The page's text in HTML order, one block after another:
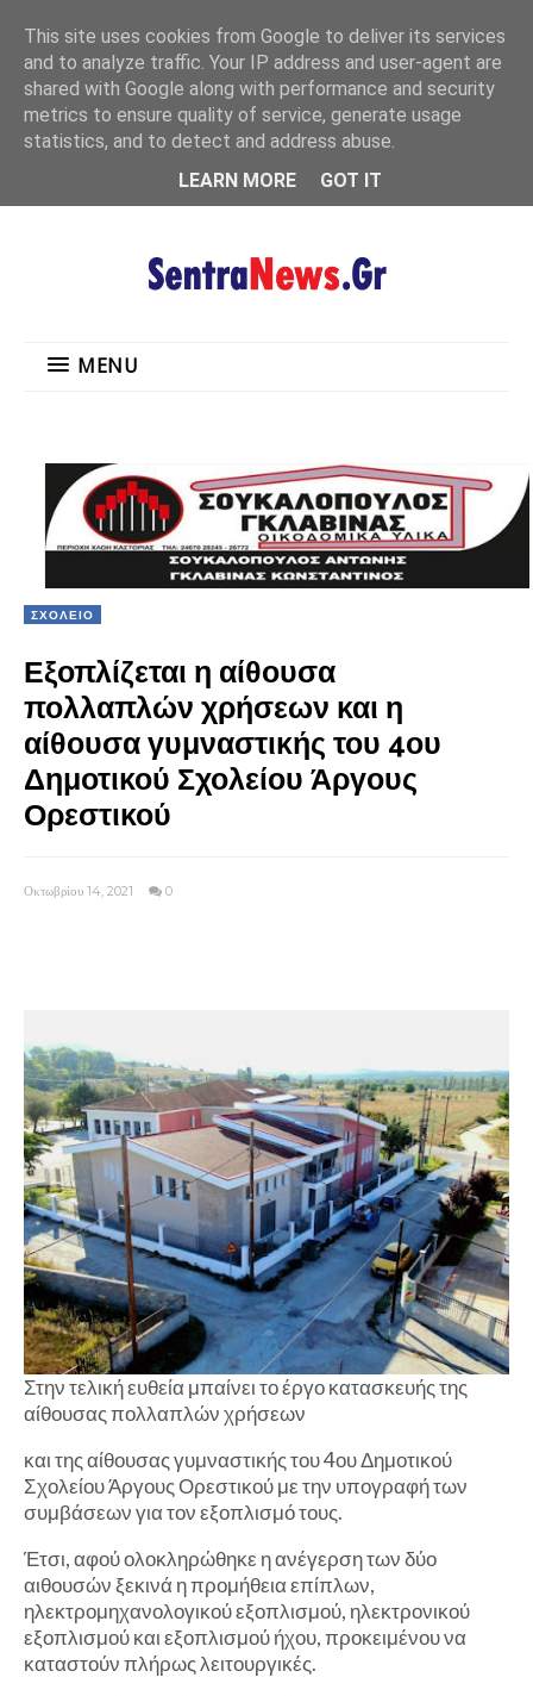
MENU
MENU
ΣΧΟΛΕΙΟ
Εξοπλίζεται η αίθουσα
πολλαπλών χρήσεων και η
αίθουσα γυμναστικής του 4ου
Δημοτικού Σχολείου Άργους
Ορεστικού
Οκτωβρίου 14, 2021 0
Στην τελική ευθεία μπαίνει το έργο κατασκευής της
αίθουσας πολλαπλών χρήσεων
και της αίθουσας γυμναστικής του 4ου Δημοτικού
Σχολείου Άργους Ορεστικού με την υπογραφή των
συμβάσεων για τον εξοπλισμό τους.
Έτσι, αφού ολοκληρώθηκε η ανέγερση των δύο
αιθουσών ξεκινά η προμήθεια επίπλων,
ηλεκτρομηχανολογικού εξοπλισμού, ηλεκτρονικού
εξοπλισμού και εξοπλισμού ήχου, προκειμένου να
καταστούν πλήρως λειτουργικές.
This site uses cookies from Google to deliver its services
and to analyze traffic. Your IP address and user-agent are
shared with Google along with performance and security
metrics to ensure quality of service, generate usage
statistics, and to detect and address abuse.
LEARN MORE
GOT IT